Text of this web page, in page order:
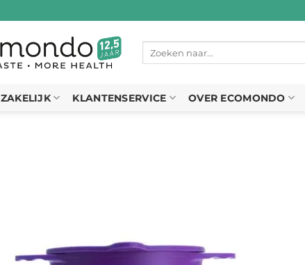
Zoeken
ZAKELIJK KLANTENSERVICE OVER ECOMONDO